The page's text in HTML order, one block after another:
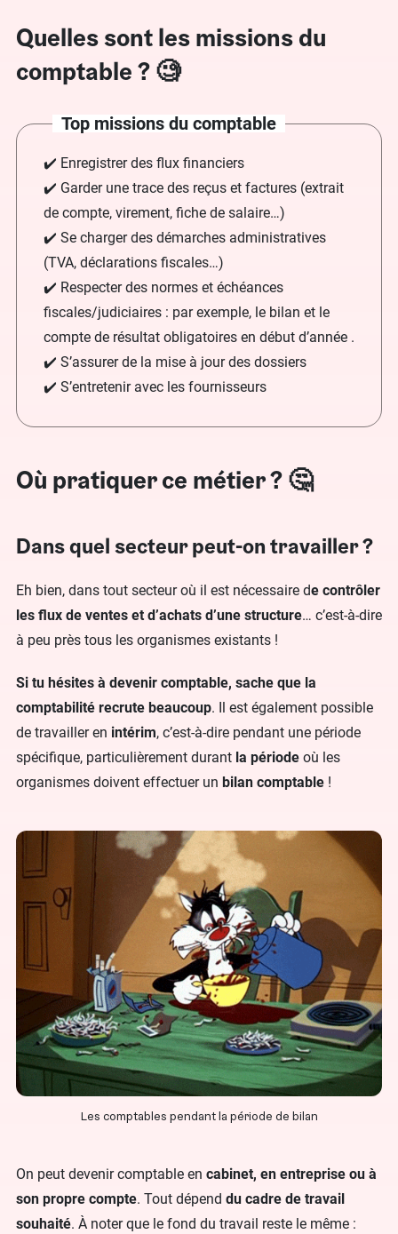
Quelles sont les missions du
comptable ? 🧐
Top missions du comptable
✔️ Enregistrer des flux financiers
✔️ Garder une trace des reçus et factures (extrait
de compte, virement, fiche de salaire…)
✔️ Se charger des démarches administratives
(TVA, déclarations fiscales…)
✔️ Respecter des normes et échéances
fiscales/judiciaires : par exemple, le bilan et le
compte de résultat obligatoires en début d’année .
✔️ S’assurer de la mise à jour des dossiers
✔️ S’entretenir avec les fournisseurs
Où pratiquer ce métier ? 🤔
Dans quel secteur peut-on travailler ?
Eh bien, dans tout secteur où il est nécessaire de contrôler
les flux de ventes et d’achats d’une structure… c’est-à-dire
à peu près tous les organismes existants !
Si tu hésites à devenir comptable, sache que la
comptabilité recrute beaucoup. Il est également possible
de travailler en intérim, c’est-à-dire pendant une période
spécifique, particulièrement durant la période où les
organismes doivent effectuer un bilan comptable !
Les comptables pendant la période de bilan
On peut devenir comptable en cabinet, en entreprise ou à
son propre compte. Tout dépend du cadre de travail
souhaité. À noter que le fond du travail reste le même :